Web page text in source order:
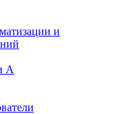
и
А